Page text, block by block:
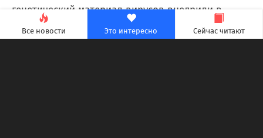
Все новости Это интересно Сейчас читают
генетический материал вирусов внедрили в
бактериальные клетки, и те начали производить